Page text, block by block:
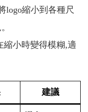
logo縮小到各種尺
縮小時變得模糊,適
建議